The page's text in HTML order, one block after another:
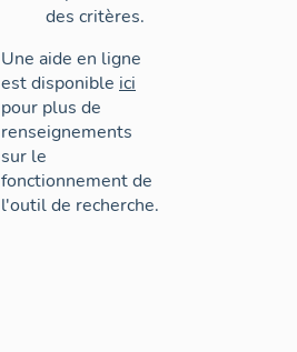
des critères.
Une aide en ligne
est disponible ici
pour plus de
renseignements
sur le
fonctionnement de
l'outil de recherche.